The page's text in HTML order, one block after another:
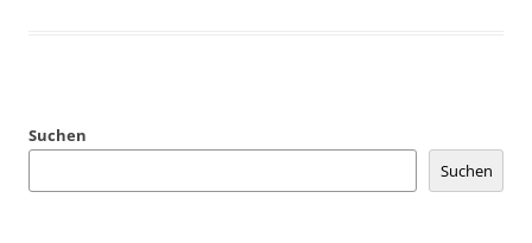
Suchen
Suchen